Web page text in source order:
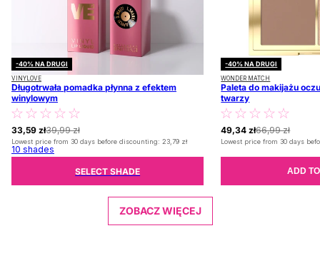
-40% NA DRUGI
VINYLOVE
Długotrwała pomadka płynna z efektem
winylowym
39,99 zł
33,59 zł
Lowest price from 30 days before discounting: 23,79 zł
10 shades
SELECT SHADE
-40% NA DRUGI
WONDER MATCH
Paleta do makijażu
twarzy
66,99 zł
49,34 zł
Lowest price from 30 days
ADD
ZOBACZ WIĘCEJ